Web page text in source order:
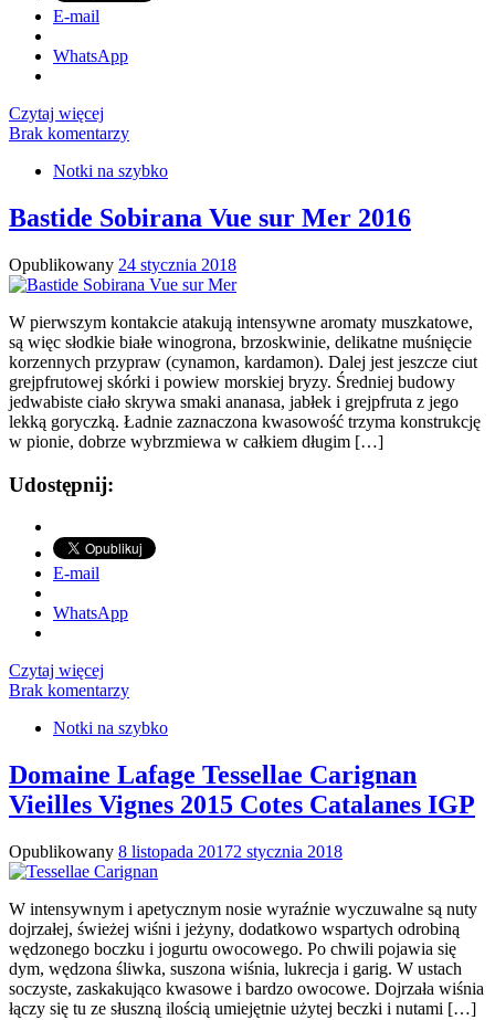
E-mail
WhatsApp
Czytaj więcej
Brak komentarzy
Notki na szybko
Bastide Sobirana Vue sur Mer 2016
Opublikowany 24 stycznia 2018
W pierwszym kontakcie atakują intensywne aromaty muszkatowe,
są więc słodkie białe winogrona, brzoskwinie, delikatne muśnięcie
korzennych przypraw (cynamon, kardamon). Dalej jest jeszcze ciut
grejpfrutowej skórki i powiew morskiej bryzy. Średniej budowy
jedwabiste ciało skrywa smaki ananasa, jabłek i grejpfruta z jego
lekką goryczką. Ładnie zaznaczona kwasowość trzyma konstrukcję
w pionie, dobrze wybrzmiewa w całkiem długim […]
Udostępnij:
E-mail
WhatsApp
Czytaj więcej
Brak komentarzy
Notki na szybko
Domaine Lafage Tessellae Carignan
Vieilles Vignes 2015 Cotes Catalanes IGP
Opublikowany 8 listopada 20172 stycznia 2018
W intensywnym i apetycznym nosie wyraźnie wyczuwalne są nuty
dojrzałej, świeżej wiśni i jeżyny, dodatkowo wspartych odrobiną
wędzonego boczku i jogurtu owocowego. Po chwili pojawia się
dym, wędzona śliwka, suszona wiśnia, lukrecja i garig. W ustach
soczyste, zaskakująco kwasowe i bardzo owocowe. Dojrzała wiśnia
łączy się tu ze słuszną ilością umiejętnie użytej beczki i nutami […]